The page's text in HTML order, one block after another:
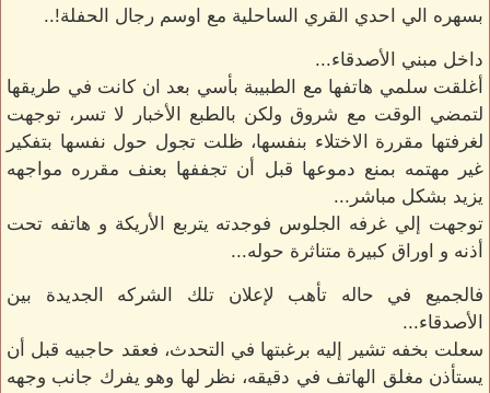
بسهره الي احدي القري الساحلية مع اوسم رجال الحفلة!..
داخل مبني الأصدقاء...
أغلقت سلمي هاتفها مع الطبيبة بأسي بعد ان كانت في طريقها
لتمضي الوقت مع شروق ولكن بالطبع الأخبار لا تسر، توجهت
لغرفتها مقررة الاختلاء بنفسها، ظلت تجول حول نفسها بتفكير
غير مهتمه بمنع دموعها قبل أن تجففها بعنف مقرره مواجهه
يزيد بشكل مباشر...
توجهت إلي غرفه الجلوس فوجدته يتربع الأريكة و هاتفه تحت
أذنه و اوراق كبيرة متناثرة حوله...
فالجميع في حاله تأهب لإعلان تلك الشركه الجديدة بين
الأصدقاء...
سعلت بخفه تشير إليه برغبتها في التحدث، فعقد حاجبيه قبل أن
يستأذن مغلق الهاتف في دقيقه، نظر لها وهو يفرك جانب وجهه